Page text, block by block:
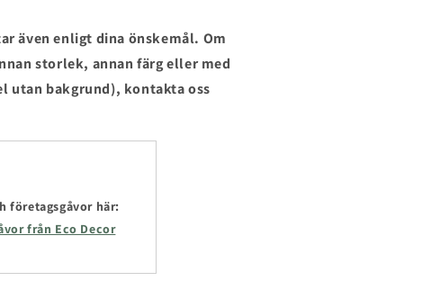
även enligt dina önskemål. Om
storlek, annan färg eller med
utan bakgrund), kontakta oss
företagsgåvor här:
från Eco Decor